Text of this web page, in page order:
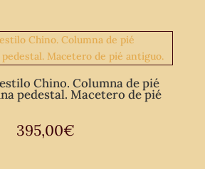
Chino. Columna de pié
pedestal. Macetero de pié
395,00€